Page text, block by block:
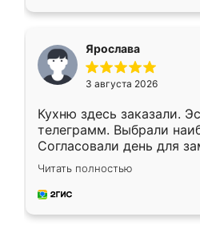
Ярослава
3 августа 2026
Кухню здесь заказали.
телеграмм. Выбрали
Согласовали день для
недели кухня была уже
довольны работой.
мебель за качественную
Читать полностью